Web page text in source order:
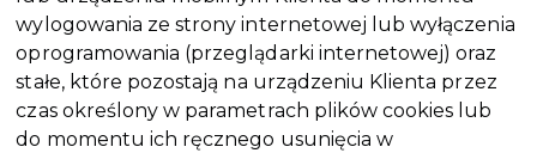
wylogowania ze strony internetowej lub wyłączenia
oprogramowania (przeglądarki internetowej) oraz
stałe, które pozostają na urządzeniu Klienta przez
czas określony w parametrach plików cookies lub
do momentu ich ręcznego usunięcia w